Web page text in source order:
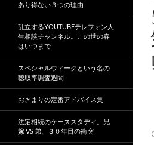
あり得ない３つの理由
乱立するYOUTUBEテレフォン人
生相談チャンネル。この世の春
はいつまで
スペシャルウィークという名の
聴取率調査週間
おきまりの定番アドバイス集
法定相続のケーススタディ。兄
嫁 VS 弟、３０年目の衝突